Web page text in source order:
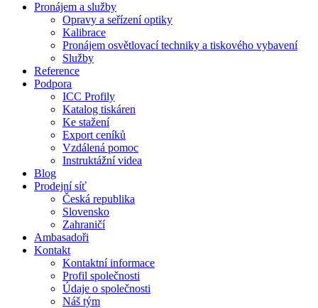
Pronájem a služby
Opravy a seřízení optiky
Kalibrace
Pronájem osvětlovací techniky a tiskového vybavení
Služby
Reference
Podpora
ICC Profily
Katalog tiskáren
Ke stažení
Export ceníků
Vzdálená pomoc
Instruktážní videa
Blog
Prodejní síť
Česká republika
Slovensko
Zahraničí
Ambasadoři
Kontakt
Kontaktní informace
Profil společnosti
Údaje o společnosti
Náš tým